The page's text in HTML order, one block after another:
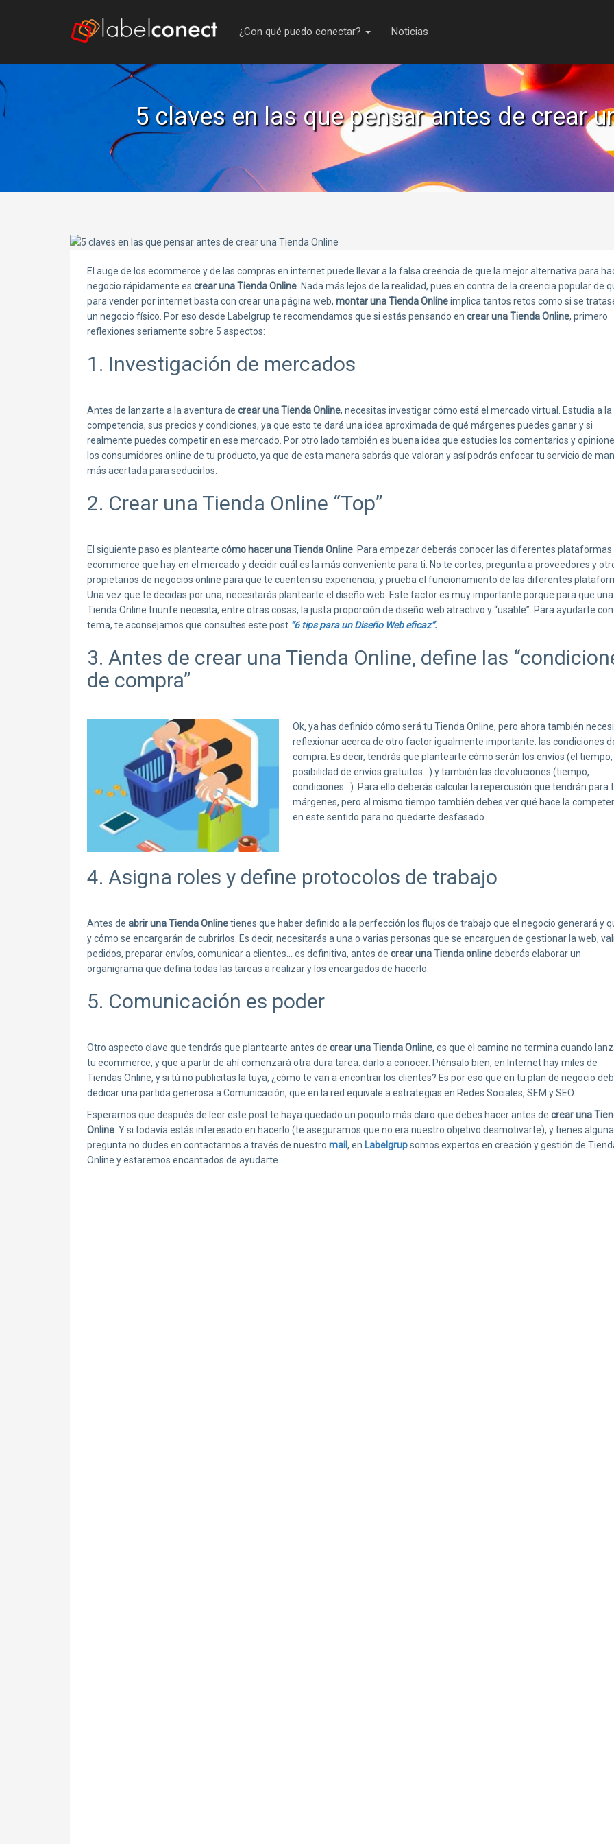
¿Con qué puedo conectar? Noticias
5 claves en las que pensar antes de crear
El auge de los ecommerce y de las compras en internet puede llevar a la falsa creencia de que la mejor alternativa para
negocio rápidamente es crear una Tienda Online. Nada más lejos de la realidad, pues en contra de la creencia popular de
para vender por internet basta con crear una página web, montar una Tienda Onlineimplica tantos retos como si se
un negocio físico. Por eso desde Labelgrup te recomendamos que si estás pensando en crear una Tienda Online, primero
reflexiones seriamente sobre 5 aspectos:
1. Investigación de mercados
Antes de lanzarte a la aventura de crear una Tienda Online, necesitas investigar cómo está el mercado virtual. Estudia a la
competencia, sus precios y condiciones, ya que esto te dará una idea aproximada de qué márgenes puedes ganar y si
realmente puedes competir en ese mercado. Por otro lado también es buena idea que estudies los comentarios y
los consumidores online de tu producto, ya que de esta manera sabrás que valoran y así podrás enfocar tu servicio de
más acertada para seducirlos.
2. Crear una Tienda Online “Top”
El siguiente paso es plantearte cómo hacer una Tienda Online. Para empezar deberás conocer las diferentes plataformas
ecommerce que hay en el mercado y decidir cuál es la más conveniente para ti. No te cortes, pregunta a proveedores y
propietarios de negocios online para que te cuenten su experiencia, y prueba el funcionamiento de las diferentes
Una vez que te decidas por una, necesitarás plantearte el diseño web. Este factor es muy importante porque para que una
Tienda Online triunfe necesita, entre otras cosas, la justa proporción de diseño web atractivo y “usable”. Para ayudarte con
tema, te aconsejamos que consultes este post “6 tips para un Diseño Web eficaz”.
3. Antes de crear una Tienda Online, define las
de compra”
Ok, ya has definido cómo será tu Tienda Online, pero ahora también
reflexionar acerca de otro factor igualmente importante: las condiciones
compra. Es decir, tendrás que plantearte cómo serán los envíos (el tiempo,
posibilidad de envíos gratuitos…) y también las devoluciones (tiempo,
condiciones…). Para ello deberás calcular la repercusión que tendrán para
márgenes, pero al mismo tiempo también debes ver qué hace la
en este sentido para no quedarte desfasado.
4. Asigna roles y define protocolos de trabajo
Antes de abrir una Tienda Onlinetienes que haber definido a la perfección los flujos de trabajo que el negocio generará y
y cómo se encargarán de cubrirlos. Es decir, necesitarás a una o varias personas que se encarguen de gestionar la web,
pedidos, preparar envíos, comunicar a clientes… es definitiva, antes de crear una Tienda onlinedeberás elaborar un
organigrama que defina todas las tareas a realizar y los encargados de hacerlo.
5. Comunicación es poder
Otro aspecto clave que tendrás que plantearte antes de crear una Tienda Online, es que el camino no termina cuando
tu ecommerce, y que a partir de ahí comenzará otra dura tarea: darlo a conocer. Piénsalo bien, en Internet hay miles de
Tiendas Online, y si tú no publicitas la tuya, ¿cómo te van a encontrar los clientes? Es por eso que en tu plan de negocio
dedicar una partida generosa a Comunicación, que en la red equivale a estrategias en Redes Sociales, SEM y SEO.
Esperamos que después de leer este post te haya quedado un poquito más claro que debes hacer antes de crear una
Online. Y si todavía estás interesado en hacerlo (te aseguramos que no era nuestro objetivo desmotivarte), y tienes alguna
pregunta no dudes en contactarnos a través de nuestro mail, en Labelgrupsomos expertos en creación y gestión de
Online y estaremos encantados de ayudarte.